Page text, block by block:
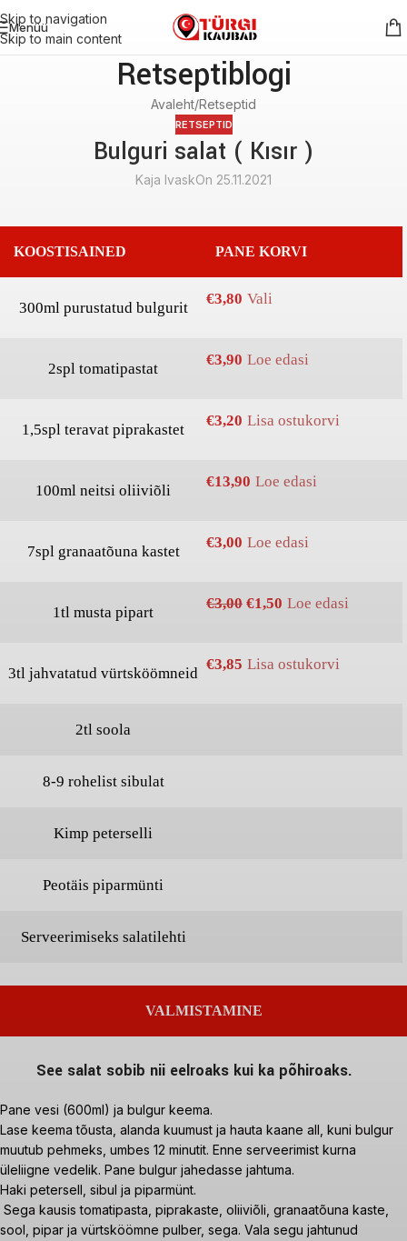
Skip to navigation
Skip to main content
Menüü
Retseptiblogi
Avaleht Retseptid
RETSEPTID
Bulguri salat ( Kısır )
Kaja IvaskOn 25.11.2021
KOOSTISAINED PANE KORVI
300ml purustatud bulgurit
€3,80 Vali
2spl tomatipastat
€3,90 Loe edasi
1,5spl teravat piprakastet
€3,20 Lisa ostukorvi
100ml neitsi oliiviõli
€13,90 Loe edasi
7spl granaatõuna kastet
€3,00 Loe edasi
1tl musta pipart
€3,00 €1,50 Loe edasi
3tl jahvatatud vürtsköömneid
€3,85 Lisa ostukorvi
2tl soola
8-9 rohelist sibulat
Kimp peterselli
Peotäis piparmünti
Serveerimiseks salatilehti
VALMISTAMINE
See salat sobib nii eelroaks kui ka põhiroaks.
Pane vesi (600ml) ja bulgur keema.
Lase keema tõusta, alanda kuumust ja hauta kaane all, kuni bulgur
muutub pehmeks, umbes 12 minutit. Enne serveerimist kurna
üleliigne vedelik. Pane bulgur jahedasse jahtuma.
Haki petersell, sibul ja piparmünt.
Sega kausis tomatipasta, piprakaste, oliiviõli, granaatõuna kaste,
sool, pipar ja vürtsköömne pulber, sega. Vala segu jahtunud